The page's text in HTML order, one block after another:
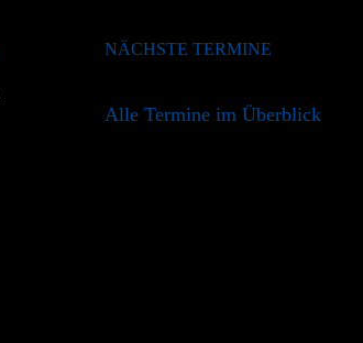
NÄCHSTE TERMINE
Alle Termine im Überblick